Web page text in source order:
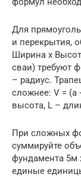
Для
и перекрытия,
Ширина x
сваи) требуют
– радиус.
сложнее: V = (a
высота, L –
При сложных
суммируйте
фундамента 5м
единые